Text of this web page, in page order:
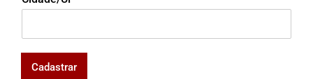
Cadastrar